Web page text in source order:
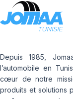
Depuis 1985,
l’automobile en
cœur de notre
produits et solutions